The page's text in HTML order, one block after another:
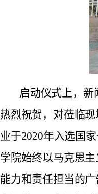
启动仪式上，新
热烈祝贺，对莅临
业于2020年入选国
学院始终以马克思
能力和责任担当的